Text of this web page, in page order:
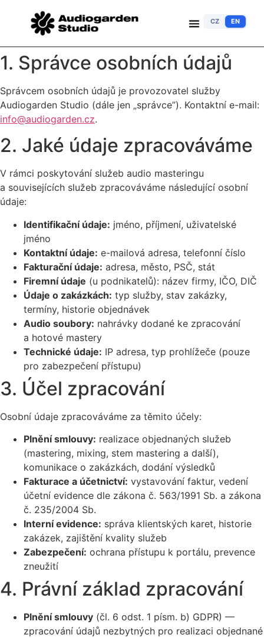
CZ EN
1. Správce osobních údajů
Správcem osobních údajů je provozovatel služby
Audiogarden Studio (dále jen „správce”). Kontaktní e-mail:
info@audiogarden.cz.
2. Jaké údaje zpracováváme
V rámci poskytování služeb audio masteringu
a souvisejících služeb zpracováváme následující osobní
údaje:
Identifikační údaje: jméno, příjmení, uživatelské
jméno
Kontaktní údaje: e-mailová adresa, telefonní číslo
Fakturační údaje: adresa, město, PSČ, stát
Firemní údaje (u podnikatelů): název firmy, IČO, DIČ
Údaje o zakázkách: typ služby, stav zakázky,
termíny, historie objednávek
Audio soubory: nahrávky dodané ke zpracování
a hotové mastery
Technické údaje: IP adresa, typ prohlížeče (pouze
pro zabezpečení přístupu)
3. Účel zpracování
Osobní údaje zpracováváme za těmito účely:
Plnění smlouvy: realizace objednaných služeb
(mastering, mixing, stem mastering a další),
komunikace o zakázkách, dodání výsledků
Fakturace a účetnictví: vystavování faktur, vedení
účetní evidence dle zákona č. 563/1991 Sb. a zákona
č. 235/2004 Sb.
Interní evidence: správa klientských karet, historie
zakázek, zajištění kvality služeb
Zabezpečení: ochrana přístupu k portálu, prevence
zneužití
4. Právní základ zpracování
Plnění smlouvy (čl. 6 odst. 1 písm. b) GDPR) —
zpracování údajů nezbytných pro realizaci objednané